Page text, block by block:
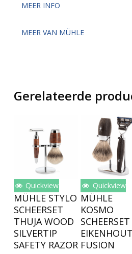
MEER INFO
MEER VAN MÜHLE
Gerelateerde
Toevoegen
Aan
Winkelwagen
Quickview
MÜHLE STYLO
SCHEERSET
THUJA WOOD
SILVERTIP
SAFETY RAZOR
Toevoegen
Aan
Winkelwagen
Quickview
MÜHLE
KOSMO
SCHEERSET
EIKENHOUT
FUSION